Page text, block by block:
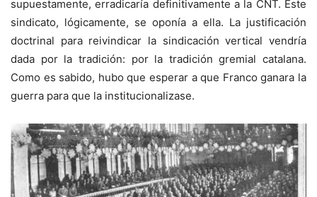
supuestamente, erradicaría definitivamente a la CNT. Este
sindicato, lógicamente, se oponía a ella. La justificación
doctrinal para reivindicar la sindicación vertical vendría
dada por la tradición: por la tradición gremial catalana.
Como es sabido, hubo que esperar a que Franco ganara la
guerra para que la institucionalizase.